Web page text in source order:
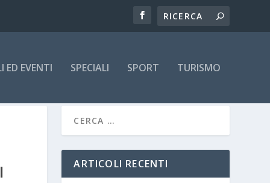
ED EVENTI SPECIALI SPORT TURISMO
ARTICOLI RECENTI